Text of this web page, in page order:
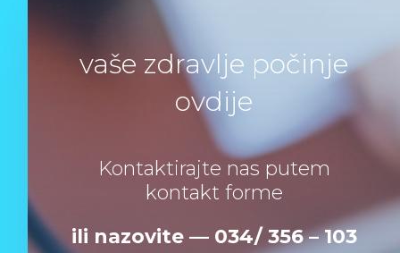
vaše zdravlje počinje
ovdije
Kontaktirajte nas putem
kontakt forme
ili nazovite — 034/ 356 – 103